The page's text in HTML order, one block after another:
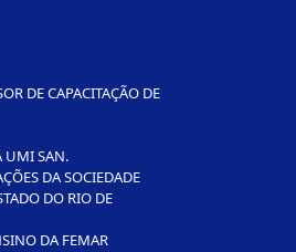
DE CAPACITAÇÃO DE
UMI SAN.
DA SOCIEDADE
DO RIO DE
DA FEMAR